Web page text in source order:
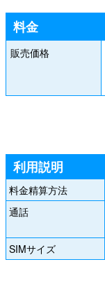
料金
販売価格
利用説明
料金精算方法
通話
SIMサイズ